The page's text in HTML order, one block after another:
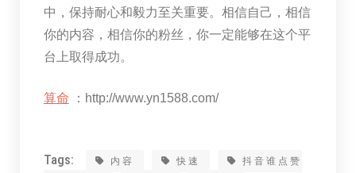
中，保持耐心和毅力至关重要。相信自己，相信
你的内容，相信你的粉丝，你一定能够在这个平
台上取得成功。
算命 ：http://www.yn1588.com/
Tags: 内容 快速
抖音谁点赞